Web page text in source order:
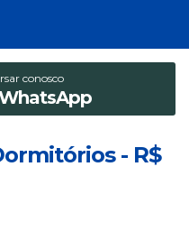
conosco
- R$